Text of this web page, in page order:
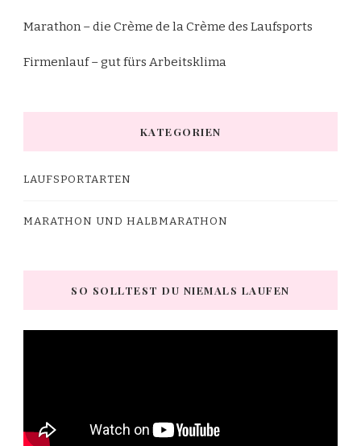
Marathon – die Crème de la Crème des Laufsports
Firmenlauf – gut fürs Arbeitsklima
KATEGORIEN
LAUFSPORTARTEN
MARATHON UND HALBMARATHON
SO SOLLTEST DU NIEMALS LAUFEN